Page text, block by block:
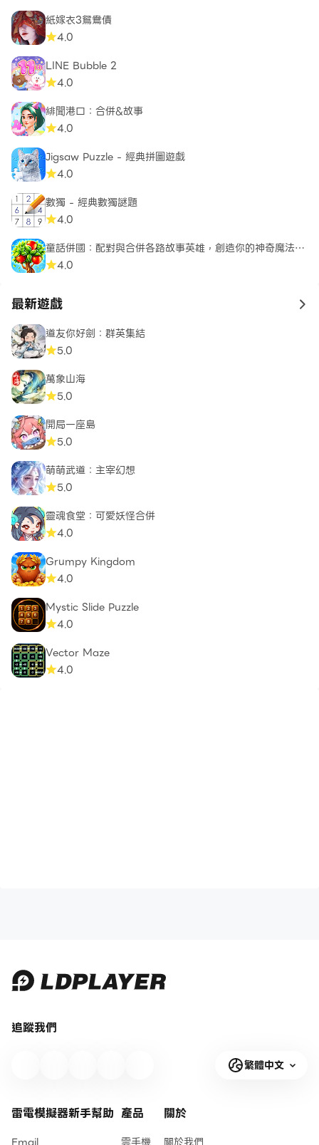
紙嫁衣3鴛鴦債
4.0
LINE Bubble 2
4.0
緋聞港口：合併&故事
4.0
Jigsaw Puzzle - 經典拼圖遊戲
4.0
數獨 - 經典數獨謎題
4.0
童話併國：配對與合併各路故事英雄，創造你的神奇魔法世
界4.0
最新遊戲 to
道友你好劍：群英集結
5.0
萬象山海
5.0
開局一座島
5.0
萌萌武道：主宰幻想
5.0
靈魂食堂：可愛妖怪合併
4.0
Grumpy Kingdom
4.0
Mystic Slide Puzzle
4.0
Vector Maze
4.0
追蹤我們
繁體中文
雷電模擬器新手幫助
Email
產品
雲手機
關於
關於我們